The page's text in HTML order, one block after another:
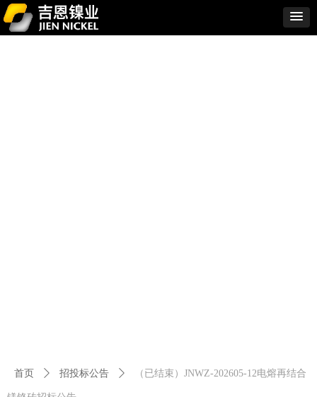
首页 ꄲ 招投标公告 ꄲ （已结束）JNWZ-202605-12电熔再结合